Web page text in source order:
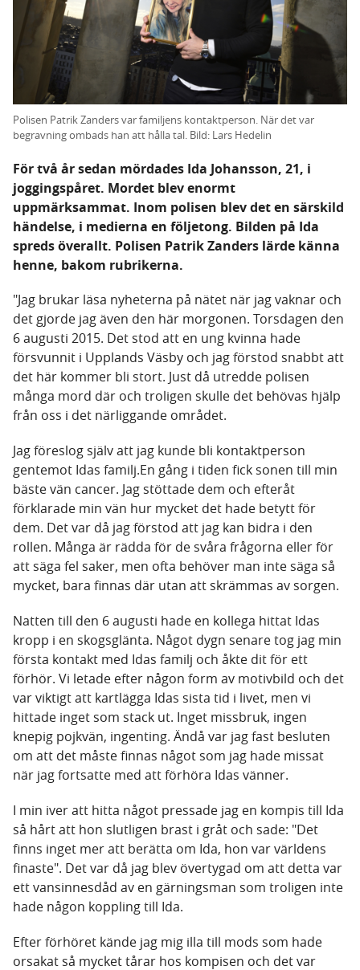
Polisen Patrik Zanders var familjens kontaktperson. När det var
begravning ombads han att hålla tal. Bild: Lars Hedelin
För två år sedan mördades Ida Johansson, 21, i
joggingspåret. Mordet blev enormt
uppmärksammat. Inom polisen blev det en särskild
händelse, i medierna en följetong. Bilden på Ida
spreds överallt. Polisen Patrik Zanders lärde känna
henne, bakom rubrikerna.
"Jag brukar läsa nyheterna på nätet när jag vaknar och
det gjorde jag även den här morgonen. Torsdagen den
6 augusti 2015. Det stod att en ung kvinna hade
försvunnit i Upplands Väsby och jag förstod snabbt att
det här kommer bli stort. Just då utredde polisen
många mord där och troligen skulle det behövas hjälp
från oss i det närliggande området.
Jag föreslog själv att jag kunde bli kontaktperson
gentemot Idas familj.En gång i tiden fick sonen till min
bäste vän cancer. Jag stöttade dem och efteråt
förklarade min vän hur mycket det hade betytt för
dem. Det var då jag förstod att jag kan bidra i den
rollen. Många är rädda för de svåra frågorna eller för
att säga fel saker, men ofta behöver man inte säga så
mycket, bara finnas där utan att skrämmas av sorgen.
Natten till den 6 augusti hade en kollega hittat Idas
kropp i en skogsglänta. Något dygn senare tog jag min
första kontakt med Idas familj och åkte dit för ett
förhör. Vi letade efter någon form av motivbild och det
var viktigt att kartlägga Idas sista tid i livet, men vi
hittade inget som stack ut. Inget missbruk, ingen
knepig pojkvän, ingenting. Ändå var jag fast besluten
om att det måste finnas något som jag hade missat
när jag fortsatte med att förhöra Idas vänner.
I min iver att hitta något pressade jag en kompis till Ida
så hårt att hon slutligen brast i gråt och sade: "Det
finns inget mer att berätta om Ida, hon var världens
finaste". Det var då jag blev övertygad om att detta var
ett vansinnesdåd av en gärningsman som troligen inte
hade någon koppling till Ida.
Efter förhöret kände jag mig illa till mods som hade
orsakat så mycket tårar hos kompisen och det var